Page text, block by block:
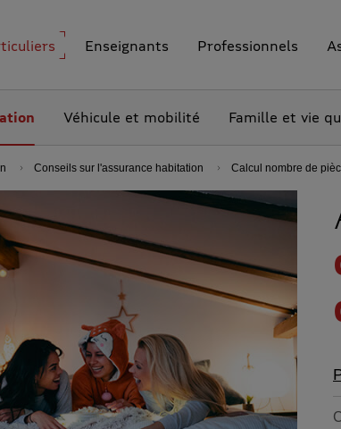
de maif.fr
Enseignants Professionnels
Véhicule et mobilité Famille et vie
Conseils sur l'assurance habitation Calcul nombre de